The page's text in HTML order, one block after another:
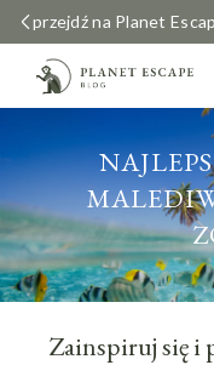
przejdź na Planet
Zainspiruj się i